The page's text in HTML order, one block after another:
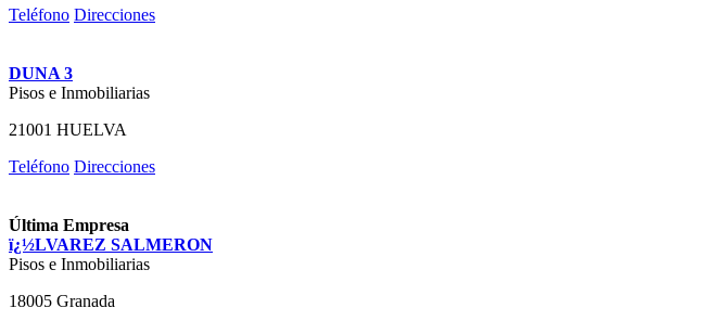
Teléfono Direcciones
DUNA 3
Pisos e Inmobiliarias
21001 HUELVA
Teléfono Direcciones
Última Empresa
ï¿½LVAREZ SALMERON
Pisos e Inmobiliarias
18005 Granada